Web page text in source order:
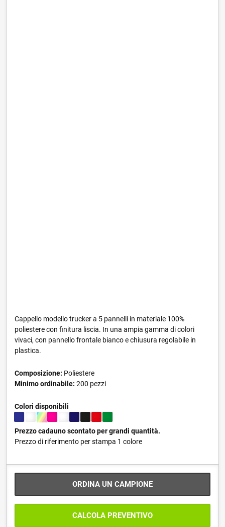
Cappello modello trucker a 5 pannelli in materiale 100%
poliestere con finitura liscia. In una ampia gamma di colori
vivaci, con pannello frontale bianco e chiusura regolabile in
plastica.
Composizione: Poliestere
Minimo ordinabile: 200 pezzi
Colori disponibili
Prezzo cadauno scontato per grandi quantità.
Prezzo di riferimento per stampa 1 colore
ORDINA UN CAMPIONE
CALCOLA PREVENTIVO